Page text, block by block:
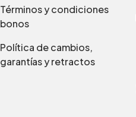
Términos y condiciones
bonos
Política de cambios,
garantías y retractos